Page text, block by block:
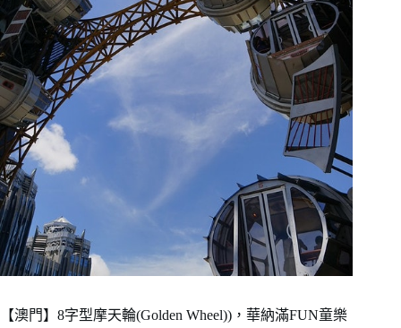
【澳門】8字型摩天輪(Golden Wheel))，華納滿FUN童樂